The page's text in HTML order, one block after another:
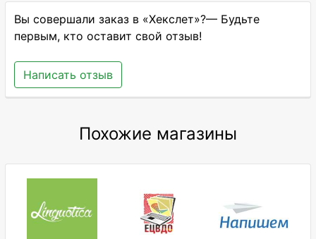
Вы совершали заказ в «Хекслет»?— Будьте
первым, кто оставит свой отзыв!
Написать отзыв
Похожие магазины